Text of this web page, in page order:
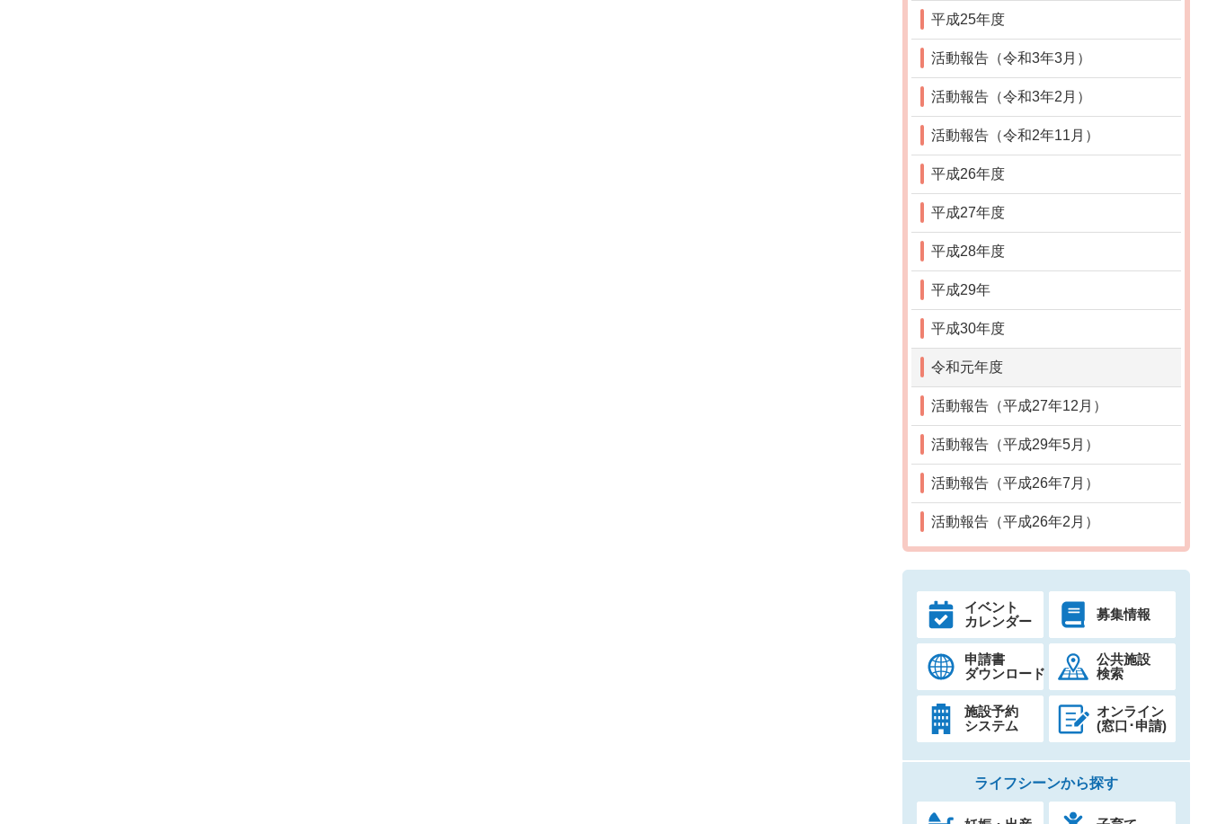
平成25年度
活動報告（令和3年3月）
活動報告（令和3年2月）
活動報告（令和2年11月）
平成26年度
平成27年度
平成28年度
平成29年
平成30年度
令和元年度
活動報告（平成27年12月）
活動報告（平成29年5月）
活動報告（平成26年7月）
活動報告（平成26年2月）
イベント
カレンダー
募集情報
申請書
ダウンロード
公共施設
検索
施設予約
システム
オンライン
(窓口･申請)
ライフシーンから探す